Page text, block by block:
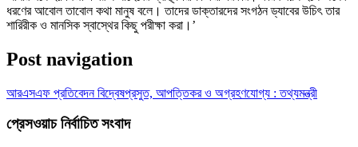
ধরণের আবোল তাবোল কথা মানুষ বলে। তাদের ডাক্তারদের সংগঠন ড্যাবের উচিৎ তার
শারিরীক ও মানসিক স্বাস্থের কিছু পরীক্ষা করা।’
Post navigation
আরএসএফ প্রতিবেদন বিদ্বেষপ্রসুত, আপত্তিকর ও অগ্রহণযোগ্য : তথ্যমন্ত্রী
প্রেসওয়াচ নির্বাচিত সংবাদ